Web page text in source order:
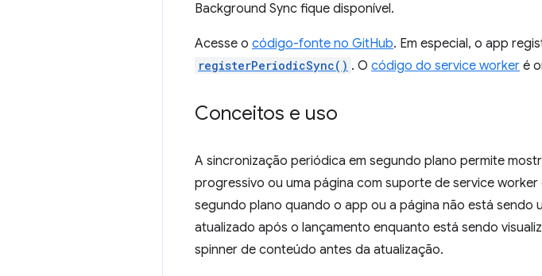
Background Sync fique disponível.
Acesse o código-fonte no GitHub. Em especial, o app
registerPeriodicSync() . O código do service worker é
Conceitos e uso
A sincronização periódica em segundo plano permite
progressivo ou uma página com suporte de service
segundo plano quando o app ou a página não está sendo
atualizado após o lançamento enquanto está sendo
spinner de conteúdo antes da atualização.